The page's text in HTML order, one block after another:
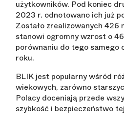
użytkowników. Pod koniec
2023 r. odnotowano ich już
Zostało zrealizowanych 426
stanowi ogromny wzrost o
porównaniu do tego samego
roku.
BLIK jest popularny wśród
wiekowych, zarówno
Polacy doceniają przede
szybkość i bezpieczeństwo